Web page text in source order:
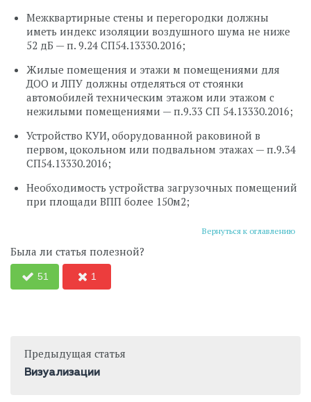
Межквартирные стены и перегородки должны
иметь индекс изоляции воздушного шума не ниже
52 дБ — п. 9.24 СП54.13330.2016;
Жилые помещения и этажи м помещениями для
ДОО и ЛПУ должны отделяться от стоянки
автомобилей техническим этажом или этажом с
нежилыми помещениями — п.9.33 СП 54.13330.2016;
Устройство КУИ, оборудованной раковиной в
первом, цокольном или подвальном этажах — п.9.34
СП54.13330.2016;
Необходимость устройства загрузочных помещений
при площади ВПП более 150м2;
Вернуться к оглавлению
Была ли статья полезной?
51 1
Предыдущая статья
Визуализации